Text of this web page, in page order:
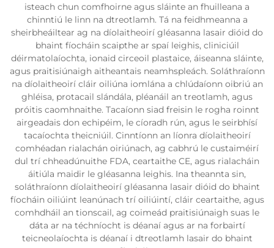
isteach chun comfhoirne agus sláinte an fhuilleana a
chinntiú le linn na dtreotlamh. Tá na feidhmeanna a
sheirbheáiltear ag na díolaitheoirí gléasanna lasair dióid do
bhaint fíocháin scaipthe ar spaí leighis, cliniciúil
déirmatolaíochta, ionaid circeoil plastaice, áiseanna sláinte,
agus praitisiúnaigh aitheantais neamhspleách. Soláthraíonn
na díolaitheoirí cláir oiliúna iomlána a chlúdaíonn oibriú an
ghléisa, protacail slándála, pléanáil an treotlamh, agus
próitis caomhnaithe. Tacaíonn siad freisin le rogha roinnt
airgeadais don echipéim, le cíoradh rún, agus le seirbhísí
tacaíochta theicniúil. Cinntíonn an líonra díolaitheoirí
comhéadan rialachán oiriúnach, ag cabhrú le custaiméirí
dul trí chheadúnuithe FDA, ceartaithe CE, agus rialacháin
áitiúla maidir le gléasanna leighis. Ina theannta sin,
soláthraíonn díolaitheoirí gléasanna lasair dióid do bhaint
fíocháin oiliúint leanúnach trí oiliúintí, cláir ceartaithe, agus
comhdháil an tionscail, ag coimeád praitisiúnaigh suas le
dáta ar na téchníocht is déanaí agus ar na forbairtí
teicneolaíochta is déanaí i dtreotlamh lasair do bhaint